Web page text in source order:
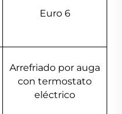
Euro 6
Arrefriado por auga
con termostato
eléctrico